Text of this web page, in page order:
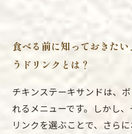
食べる前に知っておきた
うドリンクとは？
チキンステーキサンドは、
れるメニューです。しかし
リンクを選ぶことで、さら